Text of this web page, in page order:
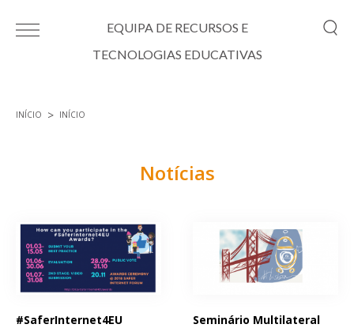
EQUIPA DE RECURSOS E
TECNOLOGIAS EDUCATIVAS
INÍCIO INÍCIO
Notícias
#SaferInternet4EU
Seminário Multilateral
Páginas